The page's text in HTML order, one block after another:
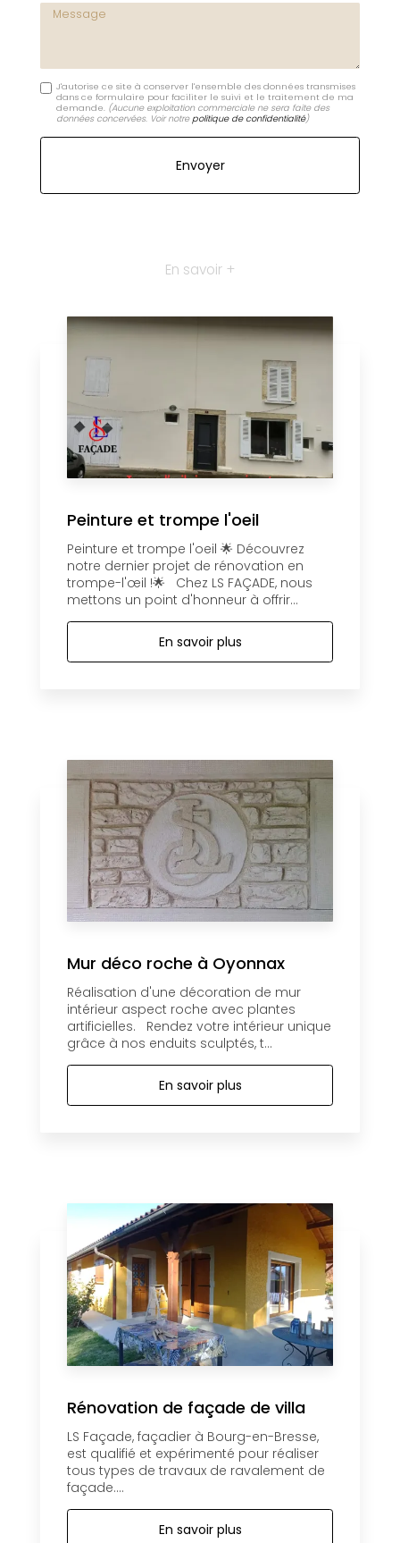
Message
J'autorise ce site à conserver l'ensemble des données transmises
dans ce formulaire pour faciliter le suivi et le traitement de ma
demande. (Aucune exploitation commerciale ne sera faite des
données concervées. Voir notrepolitique de confidentialité)
En savoir +
Peinture et trompe l'oeil
Peinture et trompe l'oeil 🌟 Découvrez
notre dernier projet de rénovation en
trompe-l'œil !🌟 Chez LS FAÇADE, nous
mettons un point d'honneur à offrir...
En savoir plus
Mur déco roche à Oyonnax
Réalisation d'une décoration de mur
intérieur aspect roche avec plantes
artificielles. Rendez votre intérieur unique
grâce à nos enduits sculptés, t...
En savoir plus
Rénovation de façade de villa
LS Façade, façadier à Bourg-en-Bresse,
est qualifié et expérimenté pour réaliser
tous types de travaux de ravalement de
façade....
En savoir plus